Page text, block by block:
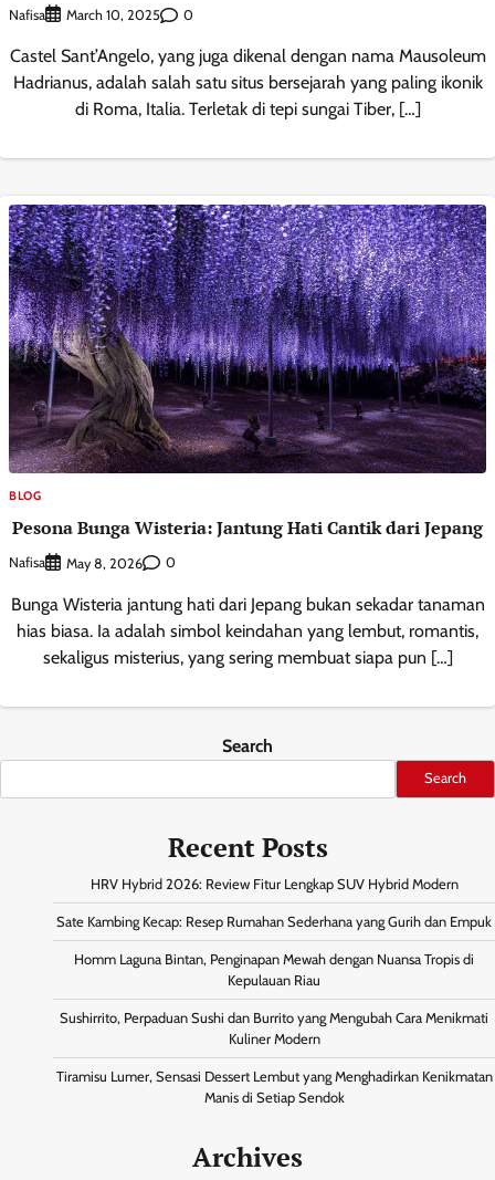
Nafisa March 10, 2025 0
Castel Sant’Angelo, yang juga dikenal dengan nama Mausoleum
Hadrianus, adalah salah satu situs bersejarah yang paling ikonik
di Roma, Italia. Terletak di tepi sungai Tiber, […]
BLOG
Pesona Bunga Wisteria: Jantung Hati Cantik dari Jepang
Nafisa May 8, 2026 0
Bunga Wisteria jantung hati dari Jepang bukan sekadar tanaman
hias biasa. Ia adalah simbol keindahan yang lembut, romantis,
sekaligus misterius, yang sering membuat siapa pun […]
Search
Search
Recent Posts
HRV Hybrid 2026: Review Fitur Lengkap SUV Hybrid Modern
Sate Kambing Kecap: Resep Rumahan Sederhana yang Gurih dan Empuk
Homm Laguna Bintan, Penginapan Mewah dengan Nuansa Tropis di
Kepulauan Riau
Sushirrito, Perpaduan Sushi dan Burrito yang Mengubah Cara Menikmati
Kuliner Modern
Tiramisu Lumer, Sensasi Dessert Lembut yang Menghadirkan Kenikmatan
Manis di Setiap Sendok
Archives